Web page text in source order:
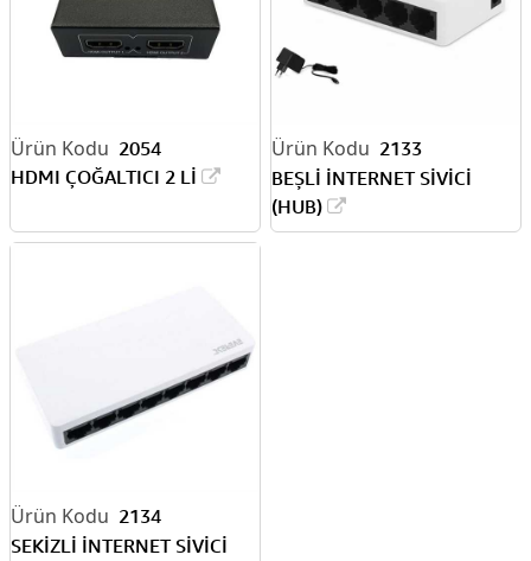
2054
HDMI ÇOĞALTICI 2 Lİ
2133
BEŞLİ İNTERNET SİVİCİ
(HUB)
2134
SEKİZLİ İNTERNET SİVİCİ